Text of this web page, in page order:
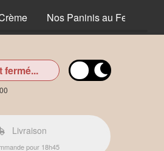
Nos Paninis au Feu de
Livraison
pour 18h45